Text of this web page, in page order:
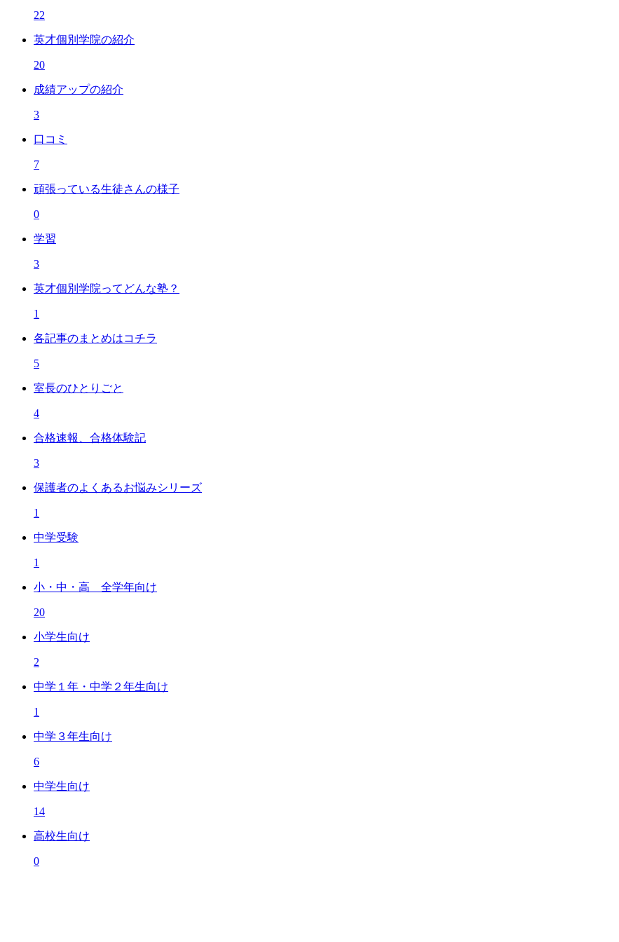
22
英才個別学院の紹介
20
成績アップの紹介
3
口コミ
7
頑張っている生徒さんの様子
0
学習
3
英才個別学院ってどんな塾？
1
各記事のまとめはコチラ
5
室長のひとりごと
4
合格速報、合格体験記
3
保護者のよくあるお悩みシリーズ
1
中学受験
1
小・中・高 全学年向け
20
小学生向け
2
中学１年・中学２年生向け
1
中学３年生向け
6
中学生向け
14
高校生向け
0